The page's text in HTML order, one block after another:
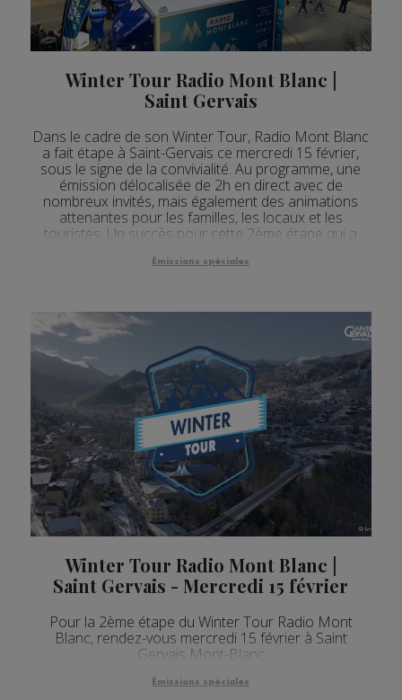
Winter Tour Radio Mont Blanc |
Saint Gervais
Dans le cadre de son Winter Tour, Radio Mont Blanc
a fait étape à Saint-Gervais ce mercredi 15 février,
sous le signe de la convivialité. Au programme, une
émission délocalisée de 2h en direct avec de
nombreux invités, mais également des animations
attenantes pour les familles, les locaux et les
touristes. Un succès pour cette 2ème étape qui a
Émissions spéciales
Winter Tour Radio Mont Blanc |
Saint Gervais - Mercredi 15 février
Pour la 2ème étape du Winter Tour Radio Mont
Blanc, rendez-vous mercredi 15 février à Saint
Gervais Mont-Blanc
Émissions spéciales